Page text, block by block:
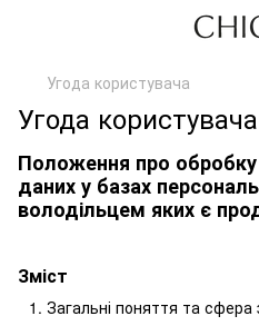
Угода користувача
Угода користувача
Положення про обробку
даних у базах
володільцем яких є
Зміст
Загальні поняття та сфера